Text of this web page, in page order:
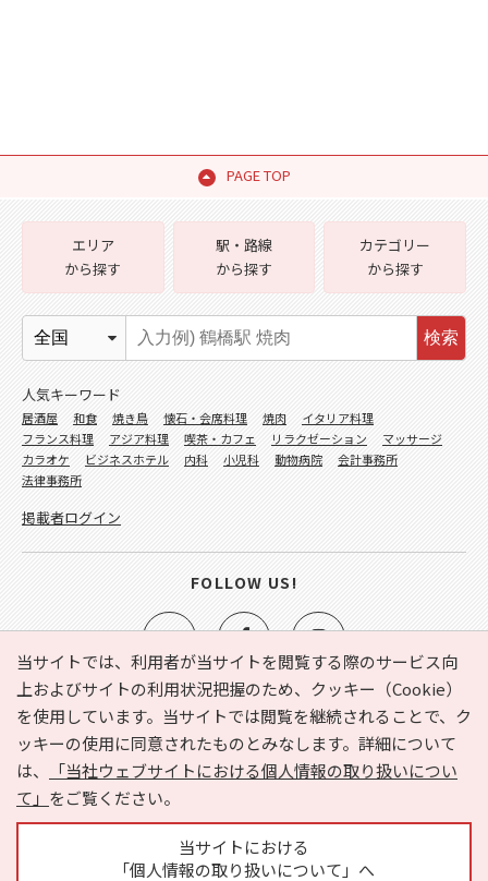
PAGE TOP
当サイトでは、利用者が当サイトを閲覧する際のサービス向
上およびサイトの利用状況把握のため、クッキー（Cookie）
を使用しています。当サイトでは閲覧を継続されることで、ク
ッキーの使用に同意されたものとみなします。詳細について
は、
「当社ウェブサイトにおける個人情報の取り扱いについ
て」 をご覧ください。
当サイトにおける
「個人情報の取り扱いについて」へ
e-NAVITA（イーナビタ）とは？ お気に入り
ヘルプ
利用規約
個人情報の取り扱いについて
運営会社
サイトマップ
広告掲載に関するお問い合わせ
エリア
から探す
駅・路線
から探す
カテゴリー
から探す
検索
人気キーワード
居酒屋 和食 焼き鳥 懐石・会席料理 焼肉
イタリア料理
フランス料理
アジア料理 喫茶・カフェ リラクゼーション
マッサージ
カラオケ
ビジネスホテル 内科 小児科 動物病院
会計事務所
法律事務所
掲載者ログイン
FOLLOW US!